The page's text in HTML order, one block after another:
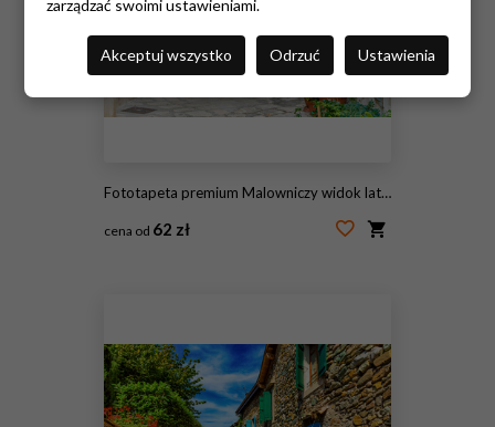
Fototapeta premium Malowniczy widok latem w Monopoli, prowincja Bari, Apulia (Apulia), południowe Włochy.
cena od 62 zł
zarządzać swoimi ustawieniami.
Akceptuj wszystko Odrzuć Ustawienia